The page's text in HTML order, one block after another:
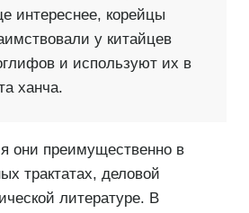
интереснее, корейцы
у китайцев
и используют их в
ханча.
они преимущественно в
трактатах, деловой
литературе. В